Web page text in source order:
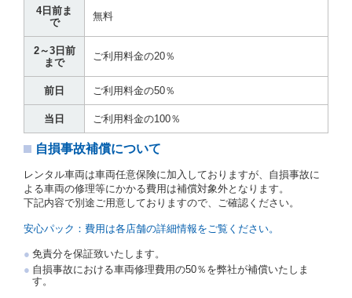
運転者は、貸渡契約の締結にあたり、約款及び細則で
運転者の義務と定められた事項を遵守するものとしま
す。
当社は、監督官庁の基本通達（注１）に基づき、貸渡
簿(貸渡原票)及び第１３条第１項に規定する貸渡証に
運転者の氏名、住所、運転免許の種類及び運転免許証
（注２）の番号を記載し、又は運転者の運転免許証の
写しを添付するため、貸渡契約の締結にあたり、借受
人に対し、借受人の指定する運転者（以下「運転者」
といいます。）の運転免許証の提示を求めるほか、そ
の写しの提出を求めることがあります。この場合、借
を提示し、借受人と運転者が異なるときはその運転者
の運転免許証を提示するものとします。
注１）監督官庁の基本通達とは、国土交通省自動車
旅第138号 平成7年6月13日）の２．(10)及び(11)の
ことをいいます。
注２）運転免許証とは、道路交通法第９２条に規定
される運転免許証のうち、道路交通法施行規則第１
4日前ま
で
無料
2～3日前
まで
ご利用料金の20％
前日 ご利用料金の50％
当日 ご利用料金の100％
自損事故補償について
レンタル車両は車両任意保険に加入しておりますが、自損事故に
よる車両の修理等にかかる費用は補償対象外となります。
下記内容で別途ご用意しておりますので、ご確認ください。
安心パック：費用は各店舗の詳細情報をご覧ください。
免責分を保証致いたします。
自損事故における車両修理費用の50％を弊社が補償いたしま
す。